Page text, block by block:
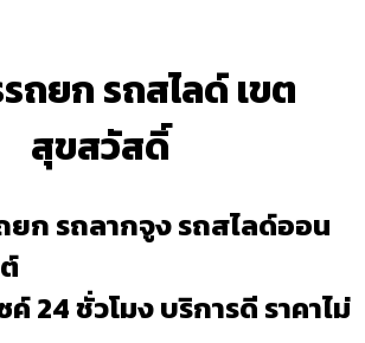
ถยก รถสไลด์ เขต
สุขสวัสดิ์
ยก รถลากจูง รถสไลด์ออน
ค์ 24 ชั่วโมง บริการดี ราคาไม่